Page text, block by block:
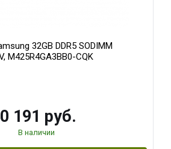
32GB DDR5 SODIMM
M425R4GA3BB0-CQK
191 руб.
В наличии